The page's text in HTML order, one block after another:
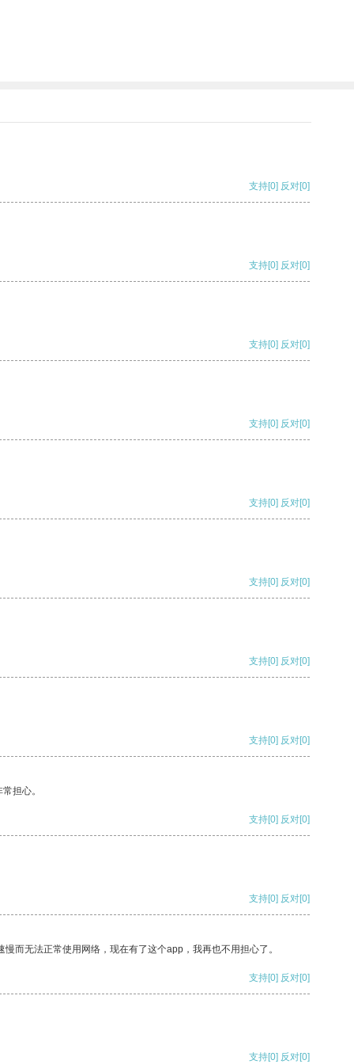
支持[0] 反对[0]
支持[0] 反对[0]
支持[0] 反对[0]
支持[0] 反对[0]
支持[0] 反对[0]
支持[0] 反对[0]
支持[0] 反对[0]
支持[0] 反对[0]
担心。
支持[0] 反对[0]
支持[0] 反对[0]
而无法正常使用网络，现在有了这个app，我再也不用担心了。
支持[0] 反对[0]
支持[0] 反对[0]